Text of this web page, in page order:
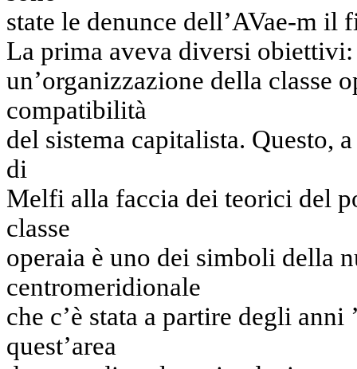
state le denunce dell’AVae-m il
La prima aveva diversi
un’organizzazione della classe
compatibilità
del sistema capitalista. Questo,
di
Melfi alla faccia dei teorici del
classe
operaia è uno dei simboli della
centromeridionale
che c’è stata a partire degli
quest’area